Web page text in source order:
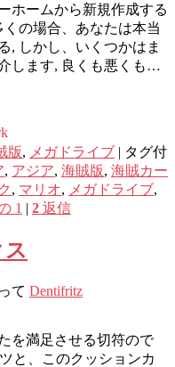
ホームから新規作成する
の場合、あなたは本当
, しかし、いくつかはま
します, 良くも悪くも…
版, メガドライブ | タグ付
, アジア, 海賊版, 海賊カー
, マリオ, メガドライブ,
1 | 2 返信
て Dentifritz
を満足させる切符ので
と、このクッションカ